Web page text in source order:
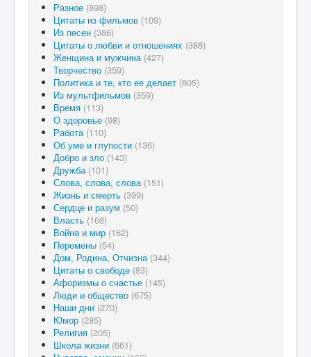
Разное (898)
Цитаты из фильмов (109)
Из песен (386)
Цитаты о любви и отношениях (388)
Женщина и мужчина (427)
Творчество (359)
Политика и те, кто ее делает (805)
Из мультфильмов (359)
Время (113)
О здоровье (98)
Работа (110)
Об уме и глупости (136)
Добро и зло (143)
Дружба (101)
Слова, слова, слова (151)
Жизнь и смерть (399)
Сердце и разум (50)
Власть (168)
Война и мир (162)
Перемены (54)
Дом, Родина, Отчизна (344)
Цитаты о свободе (83)
Афоризмы о счастье (145)
Люди и общество (675)
Наши дни (270)
Юмор (285)
Религия (205)
Школа жизни (661)